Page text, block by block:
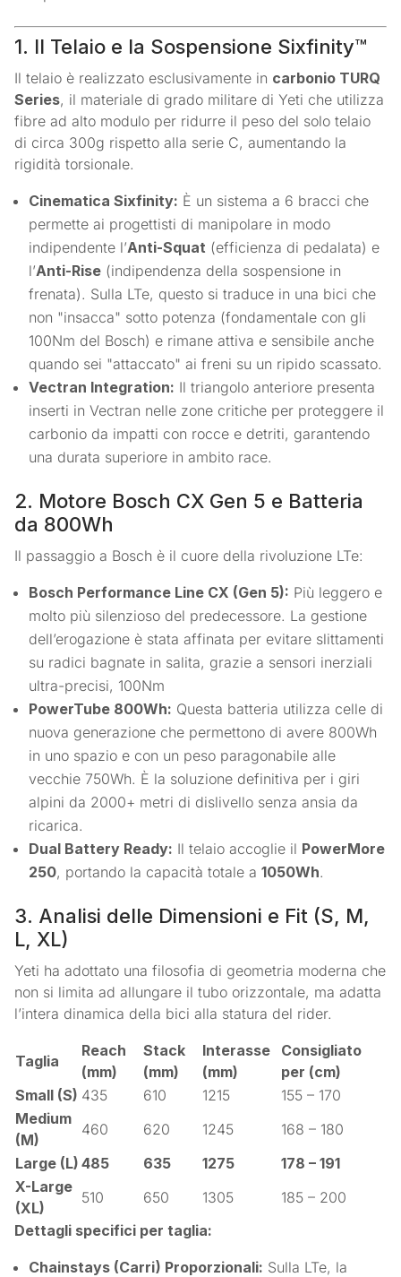
1. Il Telaio e la Sospensione Sixfinity™
Il telaio è realizzato esclusivamente in carbonio TURQ
Series, il materiale di grado militare di Yeti che utilizza
fibre ad alto modulo per ridurre il peso del solo telaio
di circa 300g rispetto alla serie C, aumentando la
rigidità torsionale.
Cinematica Sixfinity: È un sistema a 6 bracci che
permette ai progettisti di manipolare in modo
indipendente l’Anti-Squat (efficienza di pedalata) e
l’Anti-Rise (indipendenza della sospensione in
frenata). Sulla LTe, questo si traduce in una bici che
non "insacca" sotto potenza (fondamentale con gli
100Nm del Bosch) e rimane attiva e sensibile anche
quando sei "attaccato" ai freni su un ripido scassato.
Vectran Integration: Il triangolo anteriore presenta
inserti in Vectran nelle zone critiche per proteggere il
carbonio da impatti con rocce e detriti, garantendo
una durata superiore in ambito race.
2. Motore Bosch CX Gen 5 e Batteria
da 800Wh
Il passaggio a Bosch è il cuore della rivoluzione LTe:
Bosch Performance Line CX (Gen 5): Più leggero e
molto più silenzioso del predecessore. La gestione
dell’erogazione è stata affinata per evitare slittamenti
su radici bagnate in salita, grazie a sensori inerziali
ultra-precisi, 100Nm
PowerTube 800Wh: Questa batteria utilizza celle di
nuova generazione che permettono di avere 800Wh
in uno spazio e con un peso paragonabile alle
vecchie 750Wh. È la soluzione definitiva per i giri
alpini da 2000+ metri di dislivello senza ansia da
ricarica.
Dual Battery Ready: Il telaio accoglie il PowerMore
250, portando la capacità totale a1050Wh.
3. Analisi delle Dimensioni e Fit (S, M,
L, XL)
Yeti ha adottato una filosofia di geometria moderna che
non si limita ad allungare il tubo orizzontale, ma adatta
l’intera dinamica della bici alla statura del rider.
Taglia
Reach
(mm)
Stack
(mm)
Interasse
(mm)
Consigliato
per (cm)
Small (S) 435 610 1215
155 – 170
Medium
(M)
460 620 1245
168 – 180
Large (L) 485 635 1275
178 – 191
X-Large
(XL)
510 650 1305
185 – 200
Dettagli specifici per taglia:
Chainstays (Carri) Proporzionali: Sulla LTe, la